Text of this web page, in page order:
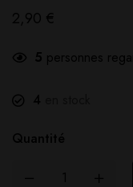
2,90 €
5 personnes
4
Quantité